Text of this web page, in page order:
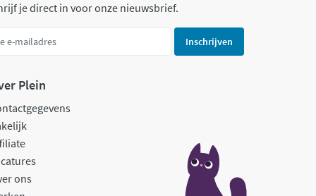
je direct in voor onze nieuwsbrief.
Inschrijven
Plein
ons